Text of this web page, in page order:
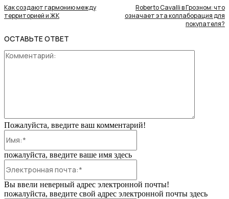
Как создают гармонию между
территорией и ЖК
Roberto Cavalli в Грозном: что
означает эта коллаборация для
покупателя?
ОСТАВЬТЕ ОТВЕТ
Пожалуйста, введите ваш комментарий!
пожалуйста, введите ваше имя здесь
Вы ввели неверный адрес электронной почты!
пожалуйста, введите свой адрес электронной почты здесь